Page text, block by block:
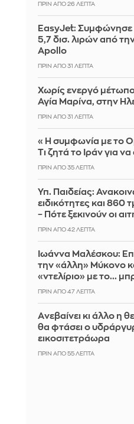
ΠΡΙΝ ΑΠΌ 26 ΛΕΠΤΆ
EasyJet: Συμφώνησε
5,7 δισ. λιρών από
Apollo
ΠΡΙΝ ΑΠΌ 31 ΛΕΠΤΆ
Χωρίς ενεργό
Αγία Μαρίνα, στην
ΠΡΙΝ ΑΠΌ 31 ΛΕΠΤΆ
«Η συμφωνία με το
Τι ζητά το Ιράν για
ΠΡΙΝ ΑΠΌ 35 ΛΕΠΤΆ
Υπ. Παιδείας:
ειδικότητες και
– Πότε ξεκινούν οι
ΠΡΙΝ ΑΠΌ 42 ΛΕΠΤΆ
Ιωάννα Μαλέσκου:
την «άλλη» Μύκονο
«ντελίριο» με το...
ΠΡΙΝ ΑΠΌ 47 ΛΕΠΤΆ
Aνεβαίνει κι άλλο η
θα φτάσει ο
εικοσιτετράωρα
ΠΡΙΝ ΑΠΌ 55 ΛΕΠΤΆ